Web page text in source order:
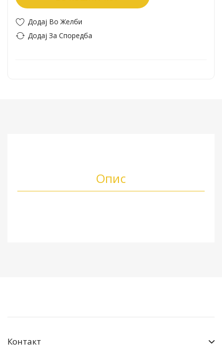
Додај Во Желби
Додај За Споредба
Опис
Контакт